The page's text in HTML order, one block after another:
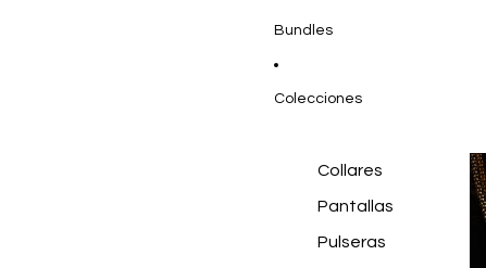
Bundles
Colecciones
Collares
Pantallas
Pulseras